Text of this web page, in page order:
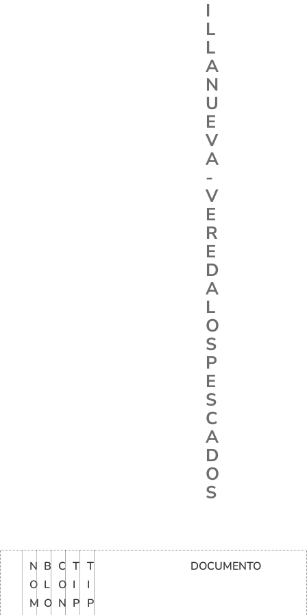
I
L
L
A
N
U
E
V
A
-
V
E
R
E
D
A
L
O
S
P
E
S
C
A
D
O
S
N
O
M
B
L
O
C
O
N
T
I
P
T
I
P
DOCUMENTO